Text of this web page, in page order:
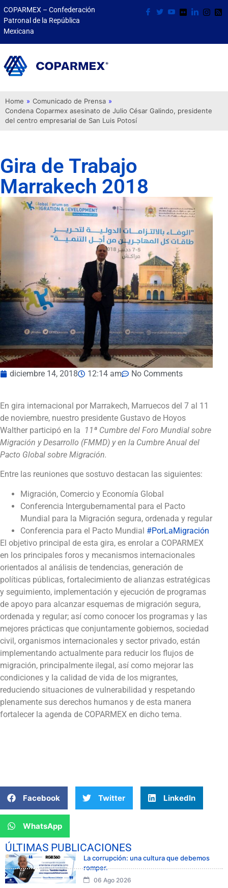
COPARMEX – Confederación
Patronal de la República
Mexicana
Home » Comunicado de Prensa »
Condena Coparmex asesinato de Julio César Galindo, presidente
del centro empresarial de San Luis Potosí
Gira de Trabajo
Marrakech 2018
diciembre 14, 2018 12:14 am No Comments
En gira internacional por Marrakech, Marruecos del 7 al 11
de noviembre, nuestro presidente Gustavo de Hoyos
Walther participó en la 11ª Cumbre del Foro Mundial sobre
Migración y Desarrollo (FMMD) y en la Cumbre Anual del
Pacto Global sobre Migración.
Entre las reuniones que sostuvo destacan las siguientes:
Migración, Comercio y Economía Global
Conferencia Intergubernamental para el Pacto
Mundial para la Migración segura, ordenada y regular
Conferencia para el Pacto Mundial #PorLaMigración
El objetivo principal de esta gira, es enrolar a COPARMEX
en los principales foros y mecanismos internacionales
orientados al análisis de tendencias, generación de
políticas públicas, fortalecimiento de alianzas estratégicas
y seguimiento, implementación y ejecución de programas
de apoyo para alcanzar esquemas de migración segura,
ordenada y regular; así como conocer los programas y las
mejores prácticas que conjuntamente gobiernos, sociedad
civil, organismos internacionales y sector privado, están
implementando actualmente para reducir los flujos de
migración, principalmente ilegal, así como mejorar las
condiciones y la calidad de vida de los migrantes,
reduciendo situaciones de vulnerabilidad y respetando
plenamente sus derechos humanos y de esta manera
fortalecer la agenda de COPARMEX en dicho tema.
Facebook Twitter LinkedIn
WhatsApp
ÚLTIMAS PUBLICACIONES
La corrupción: una cultura que debemos
romper.
06 Ago 2026